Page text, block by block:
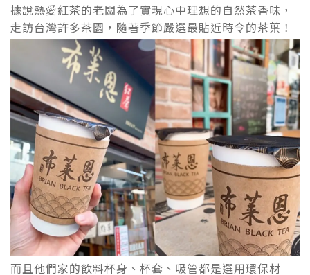
據說熱愛紅茶的老闆為了實現心中理想的自然茶香味，
走訪台灣許多茶園，隨著季節嚴選最貼近時令的茶葉！
而且他們家的飲料杯身、杯套、吸管都是選用環保材